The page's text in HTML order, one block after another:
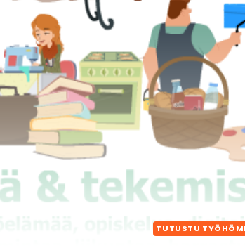
TUTUSTU